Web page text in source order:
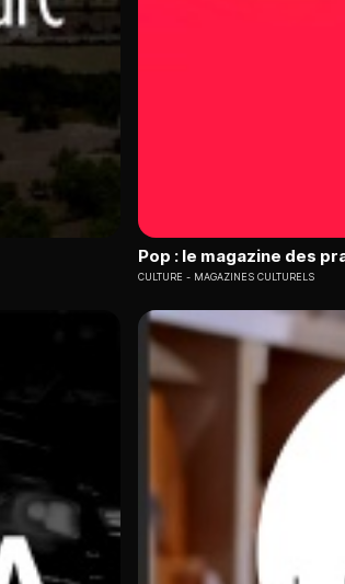
Pop : le magazine des
CULTURE MAGAZINES CULTURELS